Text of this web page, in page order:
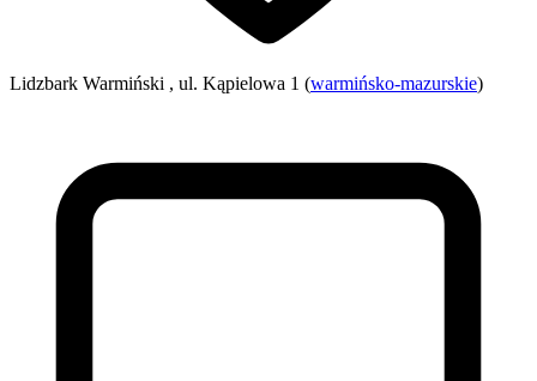
Lidzbark Warmiński , ul. Kąpielowa 1 (warmińsko-mazurskie)